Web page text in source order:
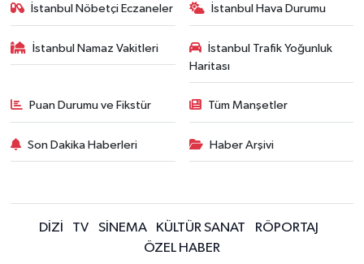
İstanbul Nöbetçi Eczaneler İstanbul Hava Durumu
İstanbul Namaz Vakitleri
İstanbul Trafik Yoğunluk
Haritası
Puan Durumu ve Fikstür Tüm Manşetler
Son Dakika Haberleri Haber Arşivi
DİZİ TV SİNEMA KÜLTÜR SANAT
RÖPORTAJ
ÖZEL HABER